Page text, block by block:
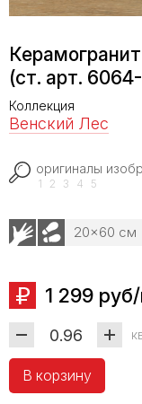
(ст. арт.
Коллекция
Венский Лес
оригиналы
1 2 3 4 5
20x60 см
1 299
В корзину